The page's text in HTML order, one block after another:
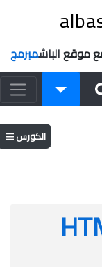
موقعالباشمبرمج
الكورس